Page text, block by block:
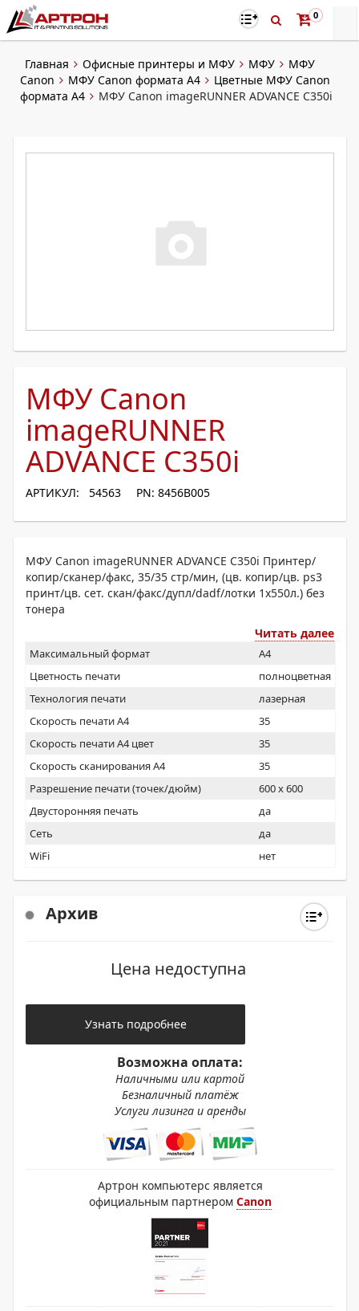
0
Главная Офисные принтеры и МФУ МФУ
МФУ
Canon
МФУ Canon формата А4
Цветные МФУ Canon
формата А4
МФУ Canon imageRUNNER ADVANCE C350i
МФУ Canon
imageRUNNER
ADVANCE C350i
АРТИКУЛ: 54563 PN: 8456B005
МФУ Canon imageRUNNER ADVANCE C350i Принтер/
копир/сканер/факс, 35/35 стр/мин, (цв. копир/цв. ps3
принт/цв. сет. скан/факс/дупл/dadf/лотки 1х550л.) без
тонера
Читать далее
Максимальный формат
A4
Цветность печати
полноцветная
Технология печати
лазерная
Скорость печати А4
35
Скорость печати А4 цвет
35
Скорость сканирования А4
35
Разрешение печати (точек/дюйм)
600 x 600
Двусторонняя печать
да
Сеть
да
WiFi
нет
Архив
Цена недоступна
Узнать подробнее
Возможна оплата:
Наличными или картой
Безналичный платёж
Услуги лизинга и аренды
Артрон компьютерс является
официальным партнером Canon